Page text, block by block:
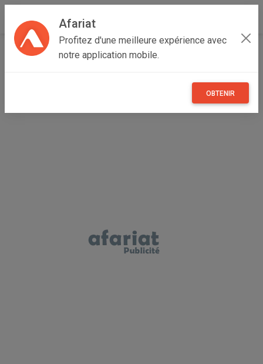
Afariat
Profitez d'une meilleure expérience avec
notre application mobile.
OBTENIR
Accueil Emploi, affaires et services
SOCIETE DE FEMMES DE MENAGE AU GOUVERNORAT